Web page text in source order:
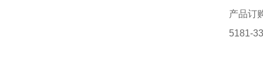
产品订
5181-